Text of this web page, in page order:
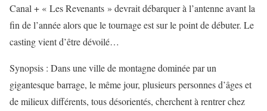
Canal + « Les Revenants » devrait débarquer à l’antenne avant la
fin de l’année alors que le tournage est sur le point de débuter. Le
casting vient d’être dévoilé…
Synopsis : Dans une ville de montagne dominée par un
gigantesque barrage, le même jour, plusieurs personnes d’âges et
de milieux différents, tous désorientés, cherchent à rentrer chez